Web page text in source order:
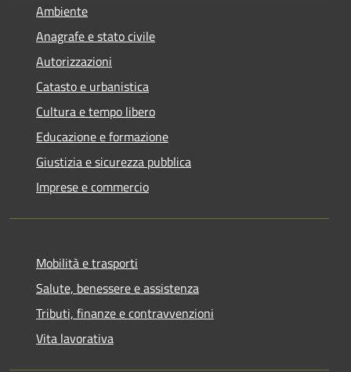
Ambiente
Anagrafe e stato civile
Autorizzazioni
Catasto e urbanistica
Cultura e tempo libero
Educazione e formazione
Giustizia e sicurezza pubblica
Imprese e commercio
Mobilità e trasporti
Salute, benessere e assistenza
Tributi, finanze e contravvenzioni
Vita lavorativa